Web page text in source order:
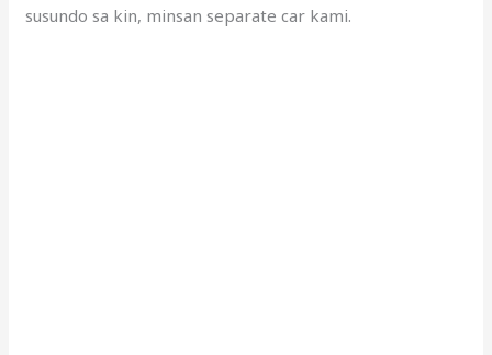
susundo sa kin, minsan separate car kami.